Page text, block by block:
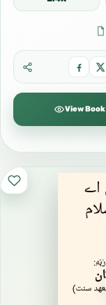
View Book